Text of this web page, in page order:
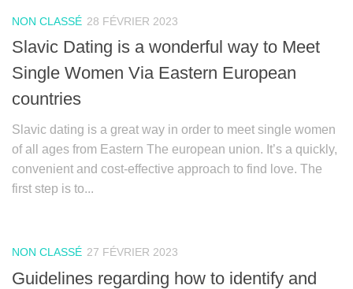
NON CLASSÉ 28 FÉVRIER 2023
Slavic Dating is a wonderful way to Meet
Single Women Via Eastern European
countries
Slavic dating is a great way in order to meet single women
of all ages from Eastern The european union. It’s a quickly,
convenient and cost-effective approach to find love. The
first step is to...
NON CLASSÉ 27 FÉVRIER 2023
Guidelines regarding how to identify and